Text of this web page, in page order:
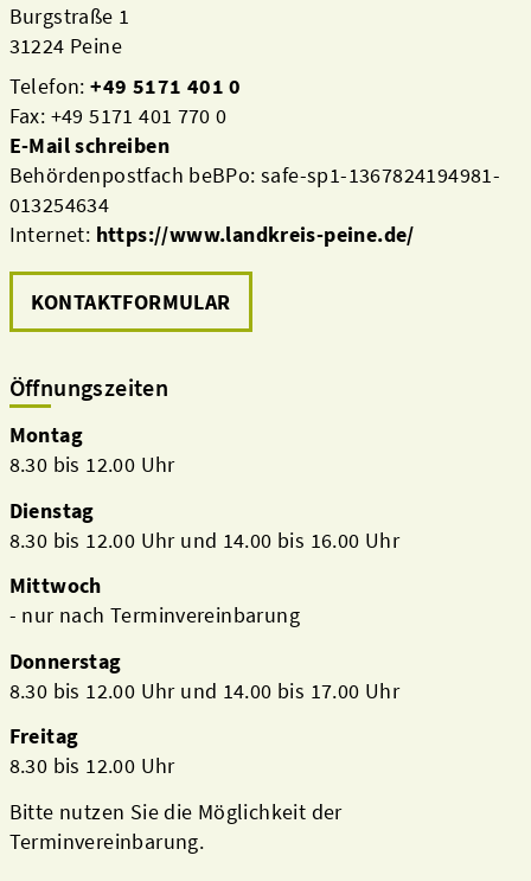
Burgstraße 1
31224 Peine
Telefon:+49 5171 401 0
Fax: +49 5171 401 770 0
E-Mail schreiben
Behördenpostfach beBPo: safe-sp1-1367824194981-
013254634
Internet: https://www.landkreis-peine.de/
KONTAKTFORMULAR
Öffnungszeiten
Montag
8.30 bis 12.00 Uhr
Dienstag
8.30 bis 12.00 Uhr und 14.00 bis 16.00 Uhr
Mittwoch
- nur nach Terminvereinbarung
Donnerstag
8.30 bis 12.00 Uhr und 14.00 bis 17.00 Uhr
Freitag
8.30 bis 12.00 Uhr
Bitte nutzen Sie die Möglichkeit der
Terminvereinbarung.